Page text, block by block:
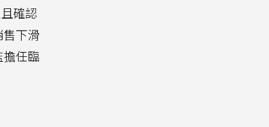
確認
下滑
任臨